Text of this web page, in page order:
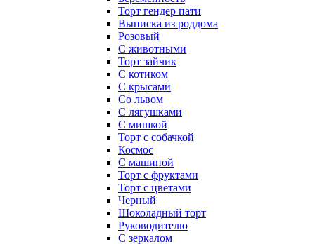
Торт гендер пати
Выписка из роддома
Розовый
С животными
Торт зайчик
С котиком
С крысами
Со львом
С лягушками
С мишкой
Торт с собачкой
Космос
С машиной
Торт с фруктами
Торт с цветами
Черный
Шоколадный торт
Руководителю
С зеркалом